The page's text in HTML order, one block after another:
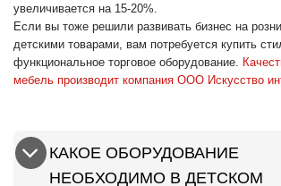
увеличивается на 15-20%.
Если вы тоже решили развивать бизнес на
детскими товарами, вам потребуется купить
функциональное торговое оборудование.
мебель производит компания ООО Искусство
КАКОЕ ОБОРУДОВАНИЕ
НЕОБХОДИМО В ДЕТСКОМ